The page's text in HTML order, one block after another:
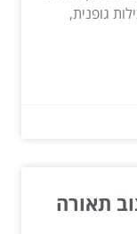
גופנית,
תאורה